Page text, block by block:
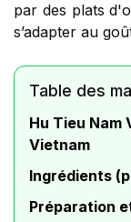
par des plats
s’adapter au
Table des
Hu Tieu Nam
Vietnam
Ingrédients
Préparation